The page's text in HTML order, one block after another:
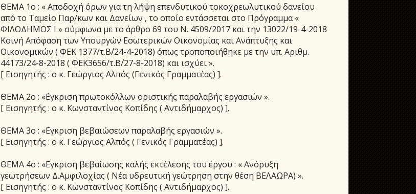
ΘΕΜΑ 1ο : « Αποδοχή όρων για τη λήψη επενδυτικού τοκοχρεωλυτικού δανείου
από το Ταμείο Παρ/κων και Δανείων , το οποίο εντάσσεται στο Πρόγραμμα «
ΦΙΛΟΔΗΜΟΣ Ι » σύμφωνα με το άρθρο 69 του Ν. 4509/2017 και την 13022/19-4-2018
Κοινή Απόφαση των Υπουργών Εσωτερικών Οικονομίας και Ανάπτυξης και
Οικονομικών ( ΦΕΚ 1377/τ.Β΄/24-4-2018) όπως τροποποιήθηκε με την υπ. Αριθμ.
44173/24-8-2018 ( ΦΕΚ3656/τ.Β΄/27-8-2018) και ισχύει ».
[ Εισηγητής : ο κ. Γεώργιος Αλπός (Γενικός Γραμματέας) ].
ΘΕΜΑ 2ο : «΄Εγκριση πρωτοκόλλων οριστικής παραλαβής εργασιών ».
[ Εισηγητής : ο κ. Κωνσταντίνος Κοπίδης ( Αντιδήμαρχος) ].
ΘΕΜΑ 3ο : «΄Εγκριση βεβαιώσεων παραλαβής εργασιών ».
[ Εισηγητής : ο κ. Γεώργιος Αλπός ( Γενικός Γραμματέας) ].
ΘΕΜΑ 4ο : «΄Εγκριση βεβαίωσης καλής εκτέλεσης του έργου : « Ανόρυξη
γεωτρήσεων Δ.Αμφιλοχίας ( Νέα υδρευτική γεώτρηση στην θέση ΒΕΛΑΩΡΑ) ».
[ Εισηγητής : ο κ. Κωνσταντίνος Κοπίδης ( Αντιδήμαρχος) ].